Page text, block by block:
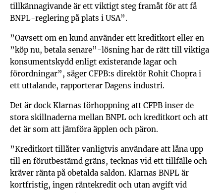
tillkännagivande är ett viktigt steg framåt för att få
BNPL-reglering på plats i USA”.
”Oavsett om en kund använder ett kreditkort eller en
”köp nu, betala senare”-lösning har de rätt till viktiga
konsumentskydd enligt existerande lagar och
förordningar”, säger CFPB:s direktör Rohit Chopra i
ett uttalande, rapporterar Dagens industri.
Det är dock Klarnas förhoppning att CFPB inser de
stora skillnaderna mellan BNPL och kreditkort och att
det är som att jämföra äpplen och päron.
”Kreditkort tillåter vanligtvis användare att låna upp
till en förutbestämd gräns, tecknas vid ett tillfälle och
kräver ränta på obetalda saldon. Klarnas BNPL är
kortfristig, ingen räntekredit och utan avgift vid